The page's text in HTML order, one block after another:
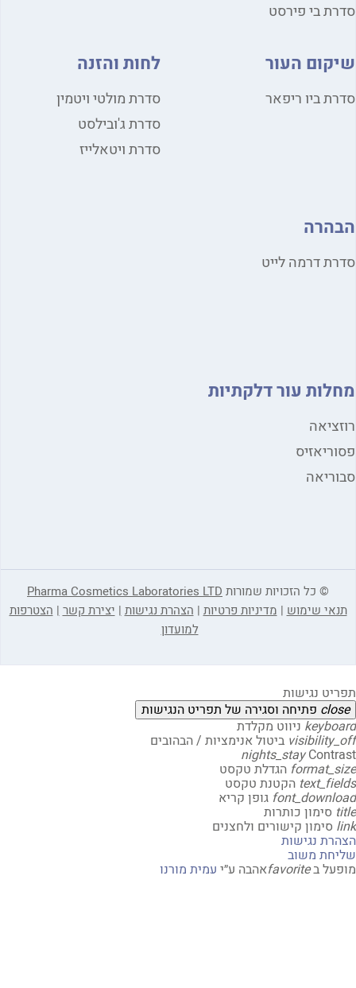
בי פירסט
העור
ביו ריפאר
לחות והזנה
סדרת מולטי ויטמין
סדרת ג'ובילסט
סדרת ויטאלייז
דרמה לייט
עור דלקתיות
© כל הזכויות שמורותPharma Cosmetics Laboratories LTD
שימוש|מדיניות פרטיות|הצהרת נגישות|יצירת קשר | הצטרפות
למועדון
נגישות
פתיחה וסגירה של תפריט הנגישות
ניווט מקלדת
ביטול אנימציות / הבהובים
nights_stay
הגדלת טקסט
הקטנת טקסט
גופן קריא
סימון כותרות
סימון קישורים ולחצנים
נגישות
משוב
בfavoriteאהבהע״יעמית מורנו